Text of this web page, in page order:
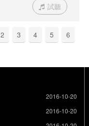
試聽
2 3 4 5 6
2016-10-20
2016-10-20